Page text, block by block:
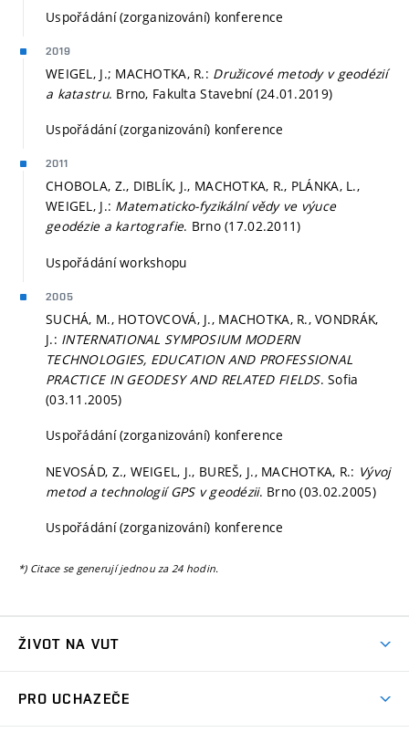
Uspořádání (zorganizování) konference
2019
WEIGEL, J.; MACHOTKA, R.: Družicové metody v geodézií
a katastru. Brno, Fakulta Stavební (24.01.2019)
Uspořádání (zorganizování) konference
2011
CHOBOLA, Z., DIBLÍK, J., MACHOTKA, R., PLÁNKA, L.,
WEIGEL, J.: Matematicko-fyzikální vědy ve výuce
geodézie a kartografie. Brno (17.02.2011)
Uspořádání workshopu
2005
SUCHÁ, M., HOTOVCOVÁ, J., MACHOTKA, R., VONDRÁK,
J.: INTERNATIONAL SYMPOSIUM MODERN
TECHNOLOGIES, EDUCATION AND PROFESSIONAL
PRACTICE IN GEODESY AND RELATED FIELDS. Sofia
(03.11.2005)
Uspořádání (zorganizování) konference
NEVOSÁD, Z., WEIGEL, J., BUREŠ, J., MACHOTKA, R.: Vývoj
metod a technologií GPS v geodézii. Brno (03.02.2005)
Uspořádání (zorganizování) konference
*) Citace se generují jednou za 24 hodin.
ŽIVOT NA VUT
PRO UCHAZEČE